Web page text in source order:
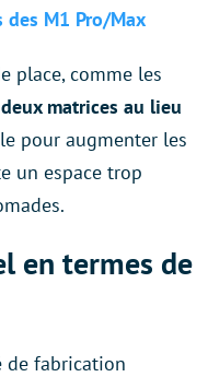
M1 Pro/Max
place, comme les
deux matrices au lieu
pour augmenter les
un espace trop
en termes de
de fabrication